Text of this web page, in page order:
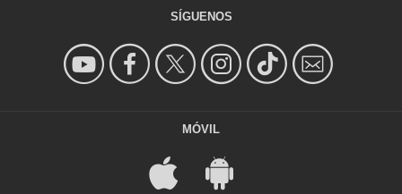
SÍGUENOS
MÓVIL